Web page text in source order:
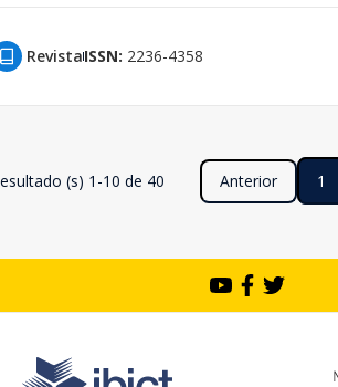
RevistaISSN: 2236-4358
(s) 1-10 de 40 Anterior 1